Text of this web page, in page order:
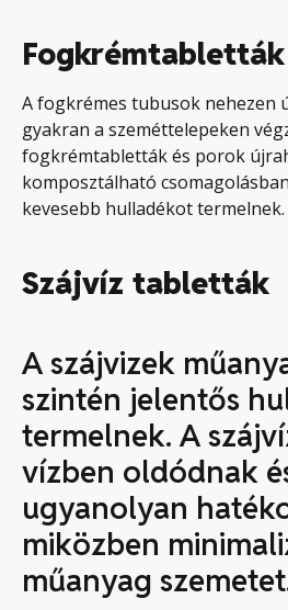
A fogkrémes tubusok nehezen
gyakran a szeméttelepeken
fogkrémtabletták és porok
komposztálható
kevesebb hulladékot termelnek.
Szájvíz tabletták
A szájvizek
szintén jelentős
termelnek. A
vízben oldódnak
ugyanolyan
miközben
műanyag